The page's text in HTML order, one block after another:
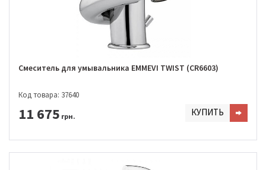
Смеситель для умывальника EMMEVI TWIST (CR6603)
Код товара: 37640
11 675 грн. КУПИТЬ